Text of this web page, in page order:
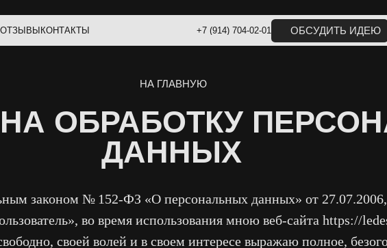
КОНТАКТЫ +7 (914) 704-02-01 ОБСУДИТЬ ИДЕЮ
ОБРАБОТКУ
ДАННЫХ
законом № 152-ФЗ «О персональных данных» от
во время использования мною веб-сайта https://
своей волей и в своем интересе выражаю полное,